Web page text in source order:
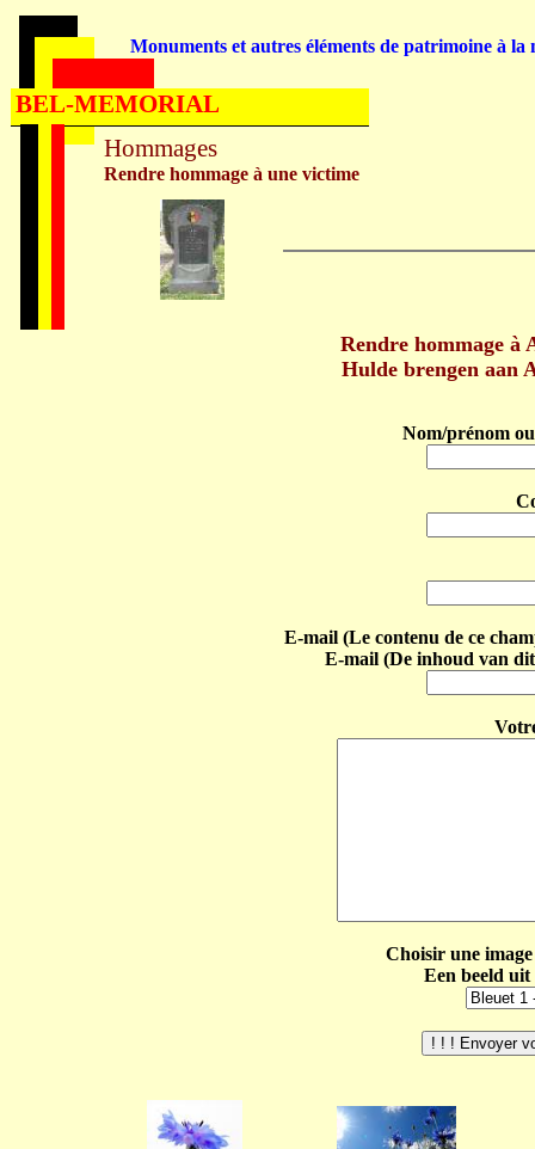
Rendre hommage
Hulde brengen aan
Nom/prénom
E-mail (Le contenu de ce
E-mail (De inhoud van
Choisir une
Een beeld
Hommages
Rendre hommage à une victime
Monuments et autres éléments de patrimoine à la
BEL-MEMORIAL